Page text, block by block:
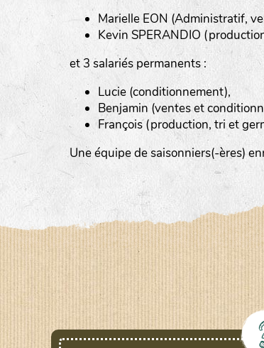
Marielle EON (Administratif,
Kevin SPERANDIO
et 3 salariés permanents :
Lucie (conditionnement),
Benjamin (ventes et
François (production, tri et
Une équipe de saisonniers(-ères)
Le YOGA ou le BAIN DE
Un ATELIER
La RANDONNEE
Et d’autres activités
la LPO, géobiologie…